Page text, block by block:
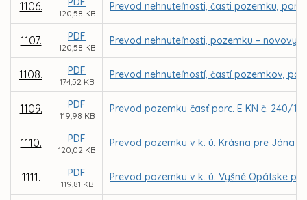
1106.
120,58 KB
Prevod nehnuteľnosti, časti pozemku,
1107. PDF
120,58 KB
Prevod nehnuteľnosti, pozemku –
1108. PDF
174,52 KB
Prevod nehnuteľností, častí pozemkov,
1109. PDF
119,98 KB
Prevod pozemku časť parc. E KN č. 240/
1110. PDF
120,02 KB
Prevod pozemku v k. ú. Krásna pre Jána
1111. PDF
119,81 KB
Prevod pozemku v k. ú. Vyšné Opátske